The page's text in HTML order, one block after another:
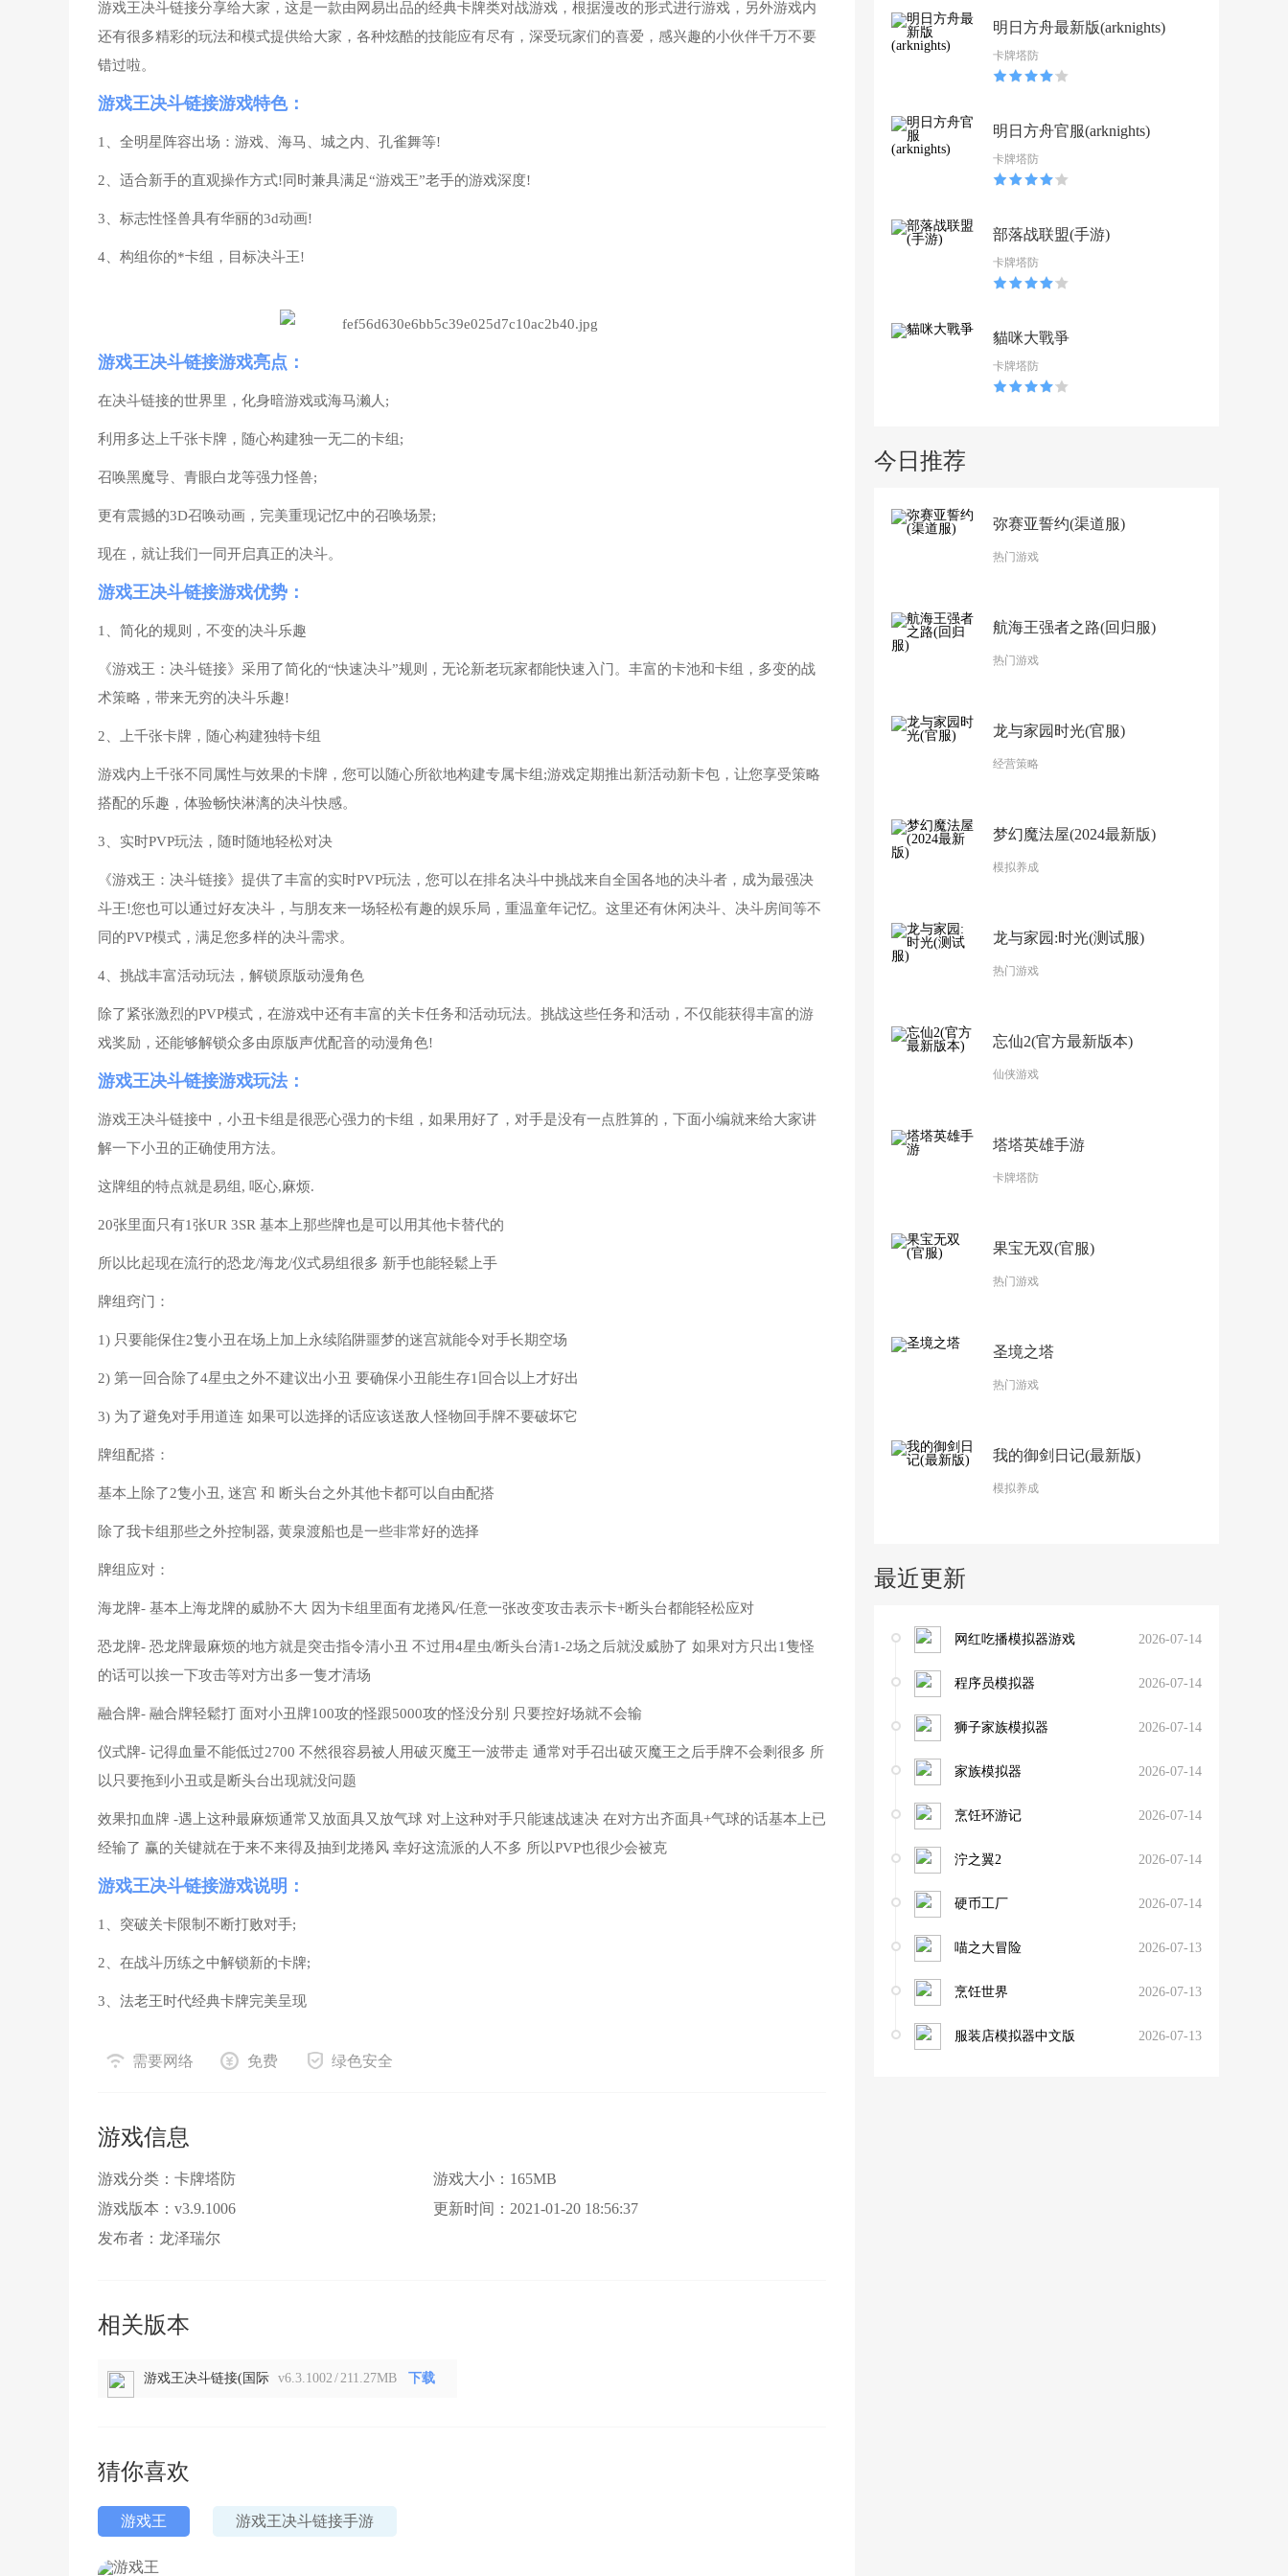
游戏王决斗链接分享给大家，这是一款由网易出品的经典卡牌类对战游戏，根据漫改的形式进行游戏，另外游戏内
还有很多精彩的玩法和模式提供给大家，各种炫酷的技能应有尽有，深受玩家们的喜爱，感兴趣的小伙伴千万不要
错过啦。
游戏王决斗链接游戏特色：
1、全明星阵容出场：游戏、海马、城之内、孔雀舞等!
2、适合新手的直观操作方式!同时兼具满足“游戏王”老手的游戏深度!
3、标志性怪兽具有华丽的3d动画!
4、构组你的*卡组，目标决斗王!
游戏王决斗链接游戏亮点：
在决斗链接的世界里，化身暗游戏或海马濑人;
利用多达上千张卡牌，随心构建独一无二的卡组;
召唤黑魔导、青眼白龙等强力怪兽;
更有震撼的3D召唤动画，完美重现记忆中的召唤场景;
现在，就让我们一同开启真正的决斗。
游戏王决斗链接游戏优势：
1、简化的规则，不变的决斗乐趣
《游戏王：决斗链接》采用了简化的“快速决斗”规则，无论新老玩家都能快速入门。丰富的卡池和卡组，多变的战
术策略，带来无穷的决斗乐趣!
2、上千张卡牌，随心构建独特卡组
游戏内上千张不同属性与效果的卡牌，您可以随心所欲地构建专属卡组;游戏定期推出新活动新卡包，让您享受策略
搭配的乐趣，体验畅快淋漓的决斗快感。
3、实时PVP玩法，随时随地轻松对决
《游戏王：决斗链接》提供了丰富的实时PVP玩法，您可以在排名决斗中挑战来自全国各地的决斗者，成为最强决
斗王!您也可以通过好友决斗，与朋友来一场轻松有趣的娱乐局，重温童年记忆。这里还有休闲决斗、决斗房间等不
同的PVP模式，满足您多样的决斗需求。
4、挑战丰富活动玩法，解锁原版动漫角色
除了紧张激烈的PVP模式，在游戏中还有丰富的关卡任务和活动玩法。挑战这些任务和活动，不仅能获得丰富的游
戏奖励，还能够解锁众多由原版声优配音的动漫角色!
游戏王决斗链接游戏玩法：
游戏王决斗链接中，小丑卡组是很恶心强力的卡组，如果用好了，对手是没有一点胜算的，下面小编就来给大家讲
解一下小丑的正确使用方法。
这牌组的特点就是易组, 呕心,麻烦.
20张里面只有1张UR 3SR 基本上那些牌也是可以用其他卡替代的
所以比起现在流行的恐龙/海龙/仪式易组很多 新手也能轻鬆上手
牌组窍门：
1) 只要能保住2隻小丑在场上加上永续陷阱噩梦的迷宫就能令对手长期空场
2) 第一回合除了4星虫之外不建议出小丑 要确保小丑能生存1回合以上才好出
3) 为了避免对手用道连 如果可以选择的话应该送敌人怪物回手牌不要破坏它
牌组配搭：
基本上除了2隻小丑, 迷宫 和 断头台之外其他卡都可以自由配搭
除了我卡组那些之外控制器, 黄泉渡船也是一些非常好的选择
牌组应对：
海龙牌- 基本上海龙牌的威胁不大 因为卡组里面有龙捲风/任意一张改变攻击表示卡+断头台都能轻松应对
恐龙牌- 恐龙牌最麻烦的地方就是突击指令清小丑 不过用4星虫/断头台清1-2场之后就没威胁了 如果对方只出1隻怪
的话可以挨一下攻击等对方出多一隻才清场
融合牌- 融合牌轻鬆打 面对小丑牌100攻的怪跟5000攻的怪没分别 只要控好场就不会输
仪式牌- 记得血量不能低过2700 不然很容易被人用破灭魔王一波带走 通常对手召出破灭魔王之后手牌不会剩很多 所
以只要拖到小丑或是断头台出现就没问题
效果扣血牌 -遇上这种最麻烦通常又放面具又放气球 对上这种对手只能速战速决 在对方出齐面具+气球的话基本上已
经输了 赢的关键就在于来不来得及抽到龙捲风 幸好这流派的人不多 所以PVP也很少会被克
游戏王决斗链接游戏说明：
1、突破关卡限制不断打败对手;
2、在战斗历练之中解锁新的卡牌;
3、法老王时代经典卡牌完美呈现
需要网络 免费 绿色安全
游戏信息
游戏分类：卡牌塔防
游戏大小：165MB
游戏版本：v3.9.1006
更新时间：2021-01-20 18:56:37
发布者：龙泽瑞尔
相关版本
游戏王决斗链接(国际 v6.3.1002 /211.27MB 下载
猜你喜欢
游戏王 游戏王决斗链接手游
明日方舟最新版(arknights)
卡牌塔防
明日方舟官服(arknights)
卡牌塔防
部落战联盟(手游)
卡牌塔防
貓咪大戰爭
卡牌塔防
今日推荐
弥赛亚誓约(渠道服)
热门游戏
航海王强者之路(回归服)
热门游戏
龙与家园时光(官服)
经营策略
梦幻魔法屋(2024最新版)
模拟养成
龙与家园:时光(测试服)
热门游戏
忘仙2(官方最新版本)
仙侠游戏
塔塔英雄手游
卡牌塔防
果宝无双(官服)
热门游戏
圣境之塔
热门游戏
我的御剑日记(最新版)
模拟养成
最近更新
网红吃播模拟器游戏 2026-07-14
程序员模拟器 2026-07-14
狮子家族模拟器 2026-07-14
家族模拟器 2026-07-14
烹饪环游记 2026-07-14
泞之翼2 2026-07-14
硬币工厂 2026-07-14
喵之大冒险 2026-07-13
烹饪世界 2026-07-13
服装店模拟器中文版 2026-07-13